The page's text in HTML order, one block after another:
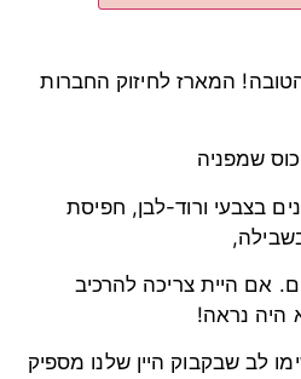
המארז לחיזוק החברות
כוס שמפניה
בצבעי ורוד-לבן, חפיסת
אם היית צריכה להרכיב
היה נראה!
לב שבקבוק היין שלנו מספיק